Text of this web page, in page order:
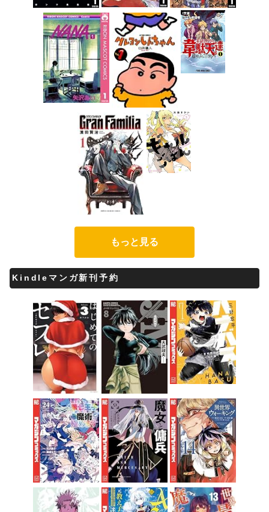
もっと見る
Kindleマンガ新刊予約